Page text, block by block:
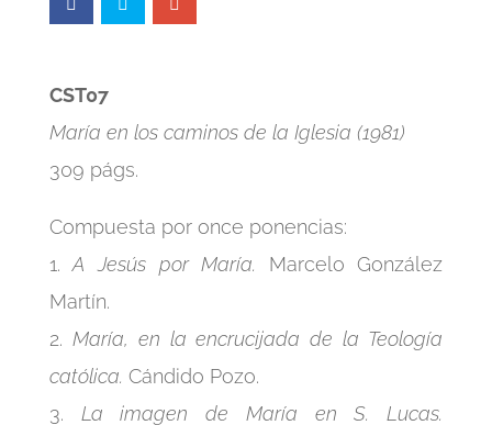
CST07
María en los caminos de la Iglesia (1981)
309 págs.
Compuesta por once ponencias:
1.A Jesús por María. Marcelo González
Martín.
2. María, en la encrucijada de la Teología
católica. Cándido Pozo.
3. La imagen de María en S. Lucas.